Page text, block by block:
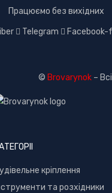
Працюємо без вихідних
Telegram Facebook-f
© Brovarynok–
кріплення
та розхідники